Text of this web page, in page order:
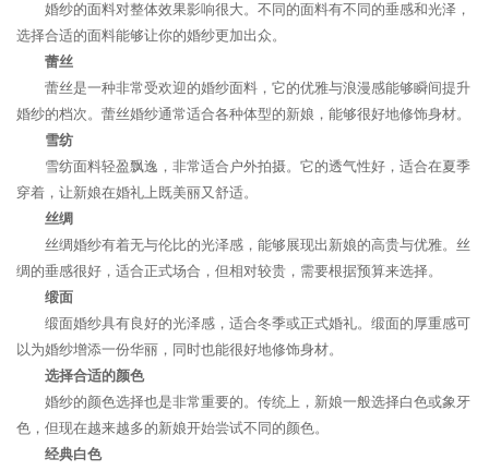
婚纱的面料对整体效果影响很大。不同的面料有不同的垂感和光泽，
选择合适的面料能够让你的婚纱更加出众。
蕾丝
蕾丝是一种非常受欢迎的婚纱面料，它的优雅与浪漫感能够瞬间提升
婚纱的档次。蕾丝婚纱通常适合各种体型的新娘，能够很好地修饰身材。
雪纺
雪纺面料轻盈飘逸，非常适合户外拍摄。它的透气性好，适合在夏季
穿着，让新娘在婚礼上既美丽又舒适。
丝绸
丝绸婚纱有着无与伦比的光泽感，能够展现出新娘的高贵与优雅。丝
绸的垂感很好，适合正式场合，但相对较贵，需要根据预算来选择。
缎面
缎面婚纱具有良好的光泽感，适合冬季或正式婚礼。缎面的厚重感可
以为婚纱增添一份华丽，同时也能很好地修饰身材。
选择合适的颜色
婚纱的颜色选择也是非常重要的。传统上，新娘一般选择白色或象牙
色，但现在越来越多的新娘开始尝试不同的颜色。
经典白色